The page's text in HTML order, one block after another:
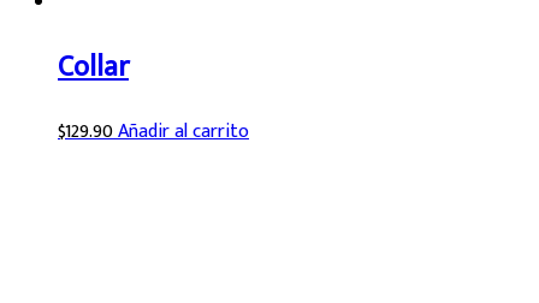
Collar
$129.90Añadir al carrito